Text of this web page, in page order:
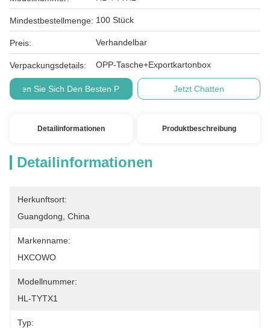
Mindestbestellmenge: 100 Stück
Preis: Verhandelbar
Verpackungsdetails: OPP-Tasche+Exportkartonbox
Holen Sie Sich Den Besten Preis Jetzt Chatten
Detailinformationen Produktbeschreibung
Detailinformationen
Herkunftsort:
Guangdong, China
Markenname:
HXCOWO
Modellnummer:
HL-TYTX1
Typ: